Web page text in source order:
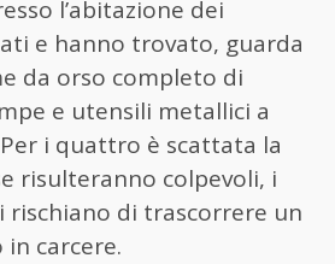
l’abitazione dei
e hanno trovato, guarda
da orso completo di
e utensili metallici a
i quattro è scattata la
risulteranno colpevoli, i
rischiano di trascorrere un
in carcere.